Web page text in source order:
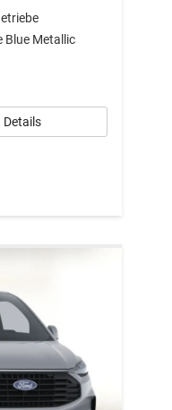
Blue Metallic
Details